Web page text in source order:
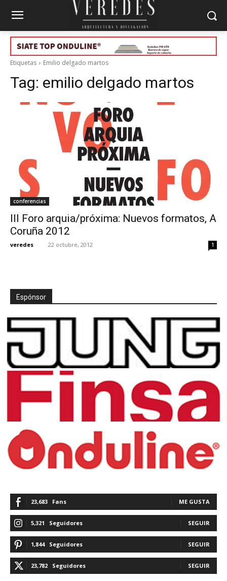
Etiquetas Emilio delgado martos
Tag: emilio delgado martos
conferencias
III Foro arquia/próxima: Nuevos formatos, A
Coruña 2012
veredes - 22 octubre, 2012 1
Espónsor
23,683 Fans ME GUSTA
5,321 Seguidores SEGUIR
1,844 Seguidores SEGUIR
23,782 Seguidores SEGUIR